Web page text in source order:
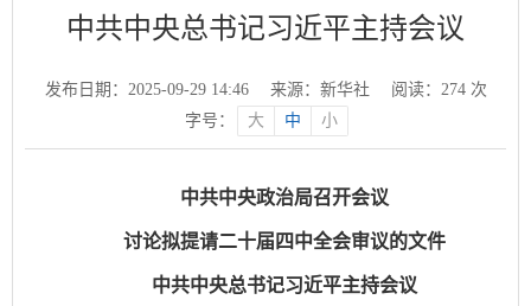
中共中央总书记习近平主持会议
发布日期：2025-09-29 14:46 来源：新华社 阅读： 274次
字号：
大 中 小
中共中央政治局召开会议
讨论拟提请二十届四中全会审议的文件
中共中央总书记习近平主持会议